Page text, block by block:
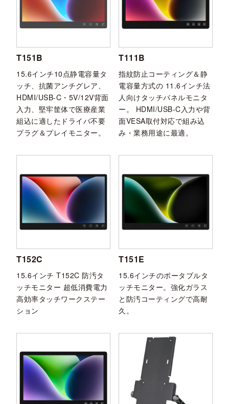
T151B
15.6インチ10点静電容量タ
ッチ、抗菌アンチグレア、
HDMI/USB-C・5V/12V背面
入力、堅牢筐体で医療産業
組込に適したドライバ不要
プラグ＆プレイモニター。
T111B
指紋防止コーティング＆静
電容量方式の 11.6インチ法
人向けタッチパネルモニタ
ー。 HDMI/USB‑C入力や背
面VESA取付対応で組み込
み・業務用途に最適。
T152C
15.6インチ T152C 防汚タ
ッチモニター 超低消費電力
高効率タッチワークステー
ション
T151E
15.6インチのポータブルタ
ッチモニター。強化ガラス
と防汚コーティングで高耐
久。